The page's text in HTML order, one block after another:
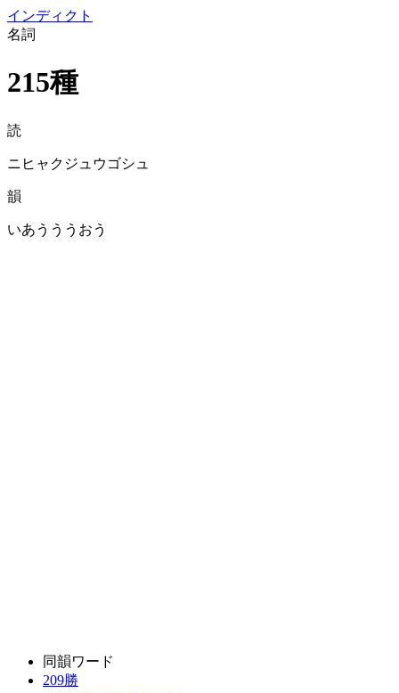
インディクト
名詞
215種
読
ニヒャクジュウゴシュ
韻
いあうううおう
同韻ワード
209勝